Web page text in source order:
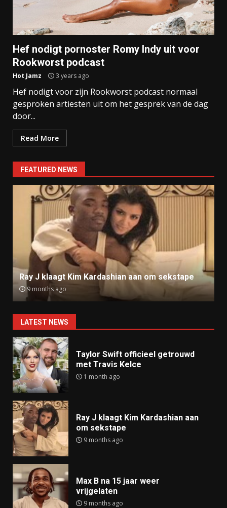
Hef nodigt pornoster Romy Indy uit voor
Rookworst podcast
Hot Jamz 3 years ago
Hef nodigt voor zijn Rookworst podcast normaal
gesproken artiesten uit om het gesprek van de dag
door...
Read More
FEATURED NEWS
Ray J klaagt Kim Kardashian aan om sekstape
9 months ago
LATEST NEWS
Taylor Swift officieel getrouwd
met Travis Kelce
1 month ago
Ray J klaagt Kim Kardashian aan
om sekstape
9 months ago
Max B na 15 jaar weer
vrijgelaten
9 months ago